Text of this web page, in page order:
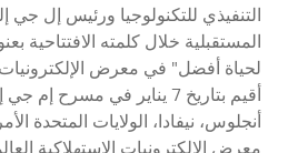
التنفيذي للتكنولوجيا ورئيس إل جي
المستقبلية خلال كلمته الافتتاحية
أقيم بتاريخ 7 يناير في
أنجلوس، نيفادا، الولايات المتحدة
معرض الإلكترونيات الاستهلاكية